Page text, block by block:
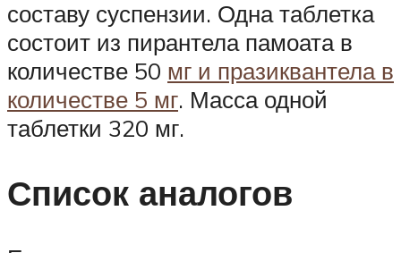
составу суспензии. Одна таблетка
состоит из пирантела памоата в
количестве 50 мг и празиквантела в
количестве 5 мг. Масса одной
таблетки 320 мг.
Список аналогов